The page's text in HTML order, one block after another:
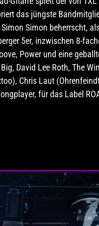
das jüngste
Simon beherrscht,
5er, inzwischen 8-
Power und eine
David Lee Roth, The
Chris Laut
für das Label